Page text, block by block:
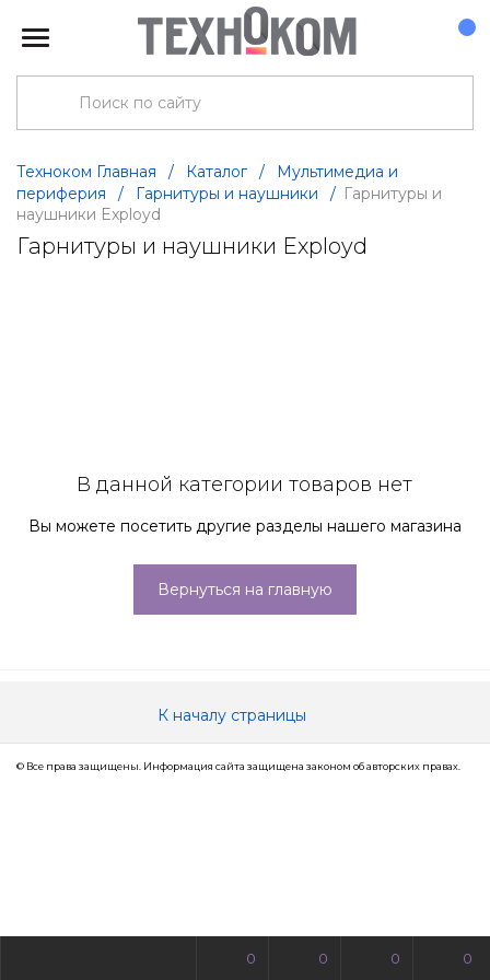
0 0 0 0
Техноком Главная / Каталог /
Мультимедиа и
периферия
/ Гарнитуры и наушники / Гарнитуры и
наушники Exployd
Гарнитуры и наушники Exployd
В данной категории товаров нет
Вы можете посетить другие разделы нашего магазина
Вернуться на главную
К началу страницы
© Все права защищены. Информация сайта защищена законом об авторских правах.